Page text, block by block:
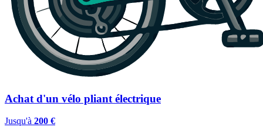
Achat d'un vélo pliant électrique
Jusqu'à 200 €